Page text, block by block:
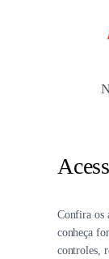
Confira os
conheça
controles,